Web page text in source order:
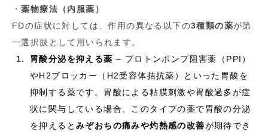
・薬物療法（内服薬）
FDの症状に対しては、作用の異なる以下の3種類の薬が第
一選択肢として用いられます。
胃酸分泌を抑える薬 – プロトンポンプ阻害薬（PPI）
やH2ブロッカー（H2受容体拮抗薬）といった胃酸を
抑制する薬です。胃酸による粘膜刺激や胃酸過多が症
状に関与している場合、このタイプの薬で胃酸の分泌
を抑えると みぞおちの痛みや灼熱感の改善が期待でき